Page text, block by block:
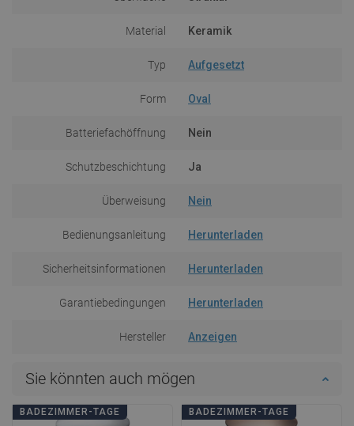
Material Keramik
Typ Aufgesetzt
Form Oval
Batteriefachöffnung Nein
Schutzbeschichtung Ja
Überweisung Nein
Bedienungsanleitung Herunterladen
Sicherheitsinformationen Herunterladen
Garantiebedingungen Herunterladen
Hersteller Anzeigen
Sie könnten auch mögen
BADEZIMMER-TAGE BADEZIMMER-TAGE